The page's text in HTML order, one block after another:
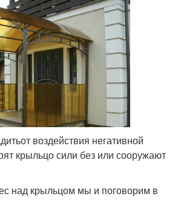
воздействия негативной
крыльцо сили без или сооружают
над крыльцом мы и поговорим в